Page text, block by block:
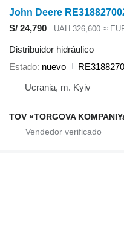
S/ 24,790 UAH 326,600 ≈
Distribuidor hidráulico
Estado nuevo
Ucrania, m. Kyiv
TOV «TORGOVA